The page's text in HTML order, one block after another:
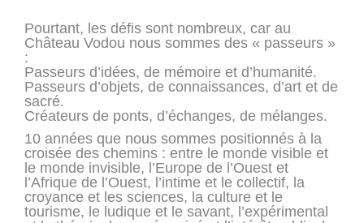
Pourtant, les défis sont nombreux, car au
Château Vodou nous sommes des « passeurs »
:
Passeurs d’idées, de mémoire et d’humanité.
Passeurs d’objets, de connaissances, d’art et de
sacré.
Créateurs de ponts, d’échanges, de mélanges.
10 années que nous sommes positionnés à la
croisée des chemins : entre le monde visible et
le monde invisible, l’Europe de l’Ouest et
l’Afrique de l’Ouest, l’intime et le collectif, la
croyance et les sciences, la culture et le
tourisme, le ludique et le savant, l’expérimental